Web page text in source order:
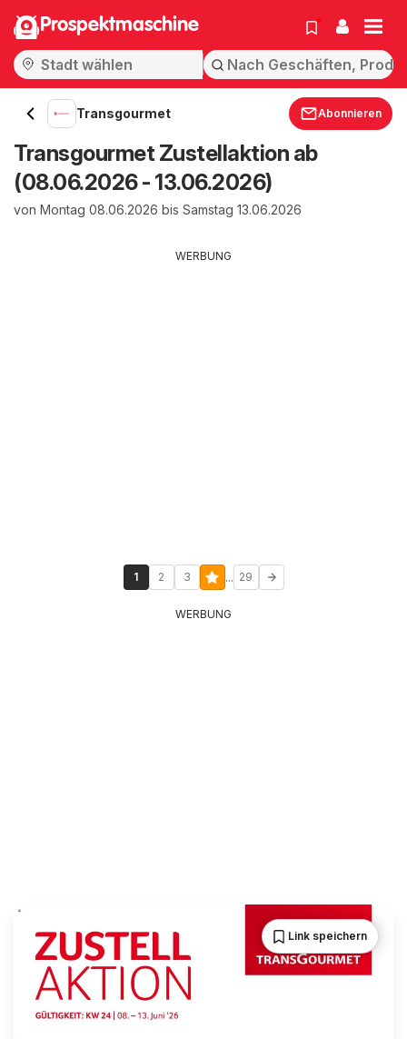
Prospektmaschine
Transgourmet Abonnieren
Transgourmet Zustellaktion ab
(08.06.2026 - 13.06.2026)
von Montag 08.06.2026 bis Samstag 13.06.2026
WERBUNG
1 2 3 ... 29
WERBUNG
Link speichern